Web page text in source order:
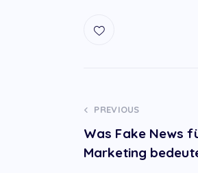
Post
PREVIOUS
Was Fake News
Marketing